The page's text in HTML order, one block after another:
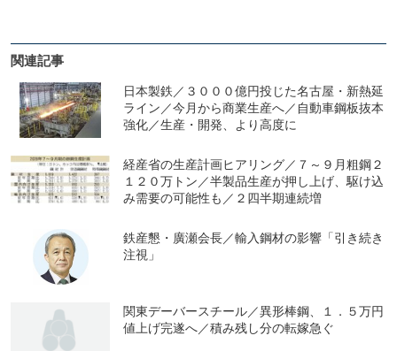
関連記事
日本製鉄／３０００億円投じた名古屋・新熱延
ライン／今月から商業生産へ／自動車鋼板抜本
強化／生産・開発、より高度に
経産省の生産計画ヒアリング／７～９月粗鋼２
１２０万トン／半製品生産が押し上げ、駆け込
み需要の可能性も／２四半期連続増
鉄産懇・廣瀬会長／輸入鋼材の影響「引き続き
注視」
関東デーバースチール／異形棒鋼、１．５万円
値上げ完遂へ／積み残し分の転嫁急ぐ